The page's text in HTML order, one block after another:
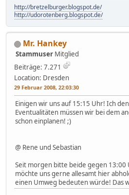
http://bretzelburger.blogspot.de/
http://udorotenberg.blogspot.de/
Mr. Hankey
Stammuser Mitglied
Beiträge: 7.271
Location: Dresden
29 Februar 2008, 22:03:30
Einigen wir uns auf 15:15 Uhr! Ich
Eventualitäten müssen wir bei dem
schon einplanen! ;)
@ Rene und Sebastian
Seit morgen bitte beide gegen 13:00
möchte uns gerne allesamt hier
einen Umweg bedeuten würde! Das